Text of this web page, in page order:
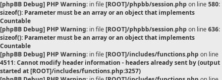
[phpBB Debug] PHP Warning: in file[ROOT]/phpbb/session.php on line580:
sizeof(): Parameter must be an array or an object that implements
Countable
[phpBB Debug] PHP Warning: in file[ROOT]/phpbb/session.php on line636:
sizeof(): Parameter must be an array or an object that implements
Countable
[phpBB Debug] PHP Warning: in file[ROOT]/includes/functions.php on line
4511:Cannot modify header information - headers already sent by (output
started at [ROOT]/includes/functions.php:3257)